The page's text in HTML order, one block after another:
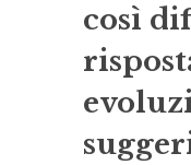
così